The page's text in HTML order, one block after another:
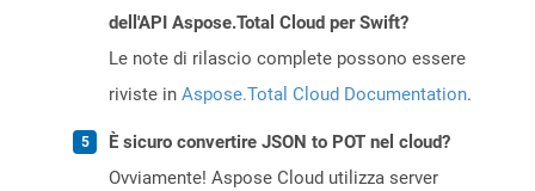
dell'API Aspose.Total Cloud per Swift?
Le note di rilascio complete possono essere
riviste in Aspose.Total Cloud Documentation.
È sicuro convertire JSON to POT nel cloud?
Ovviamente! Aspose Cloud utilizza server